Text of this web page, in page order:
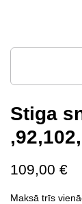
Stiga
Maksā trīs
109,00 €